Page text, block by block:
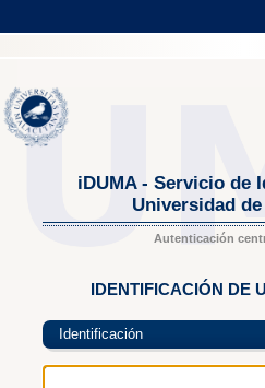
iDUMA - Servicio de
Universidad
Autenticación
IDENTIFICACIÓN DE
Identificación